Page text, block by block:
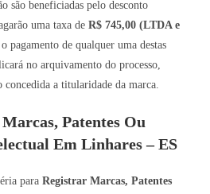
são beneficiadas pelo desconto
uma taxa deR$ 745,00 (LTDA e
pagamento de qualquer uma destas
no arquivamento do processo,
concedida a titularidade da marca.
Patentes Ou
Em Linhares – ES
paraRegistrar Marcas, Patentes